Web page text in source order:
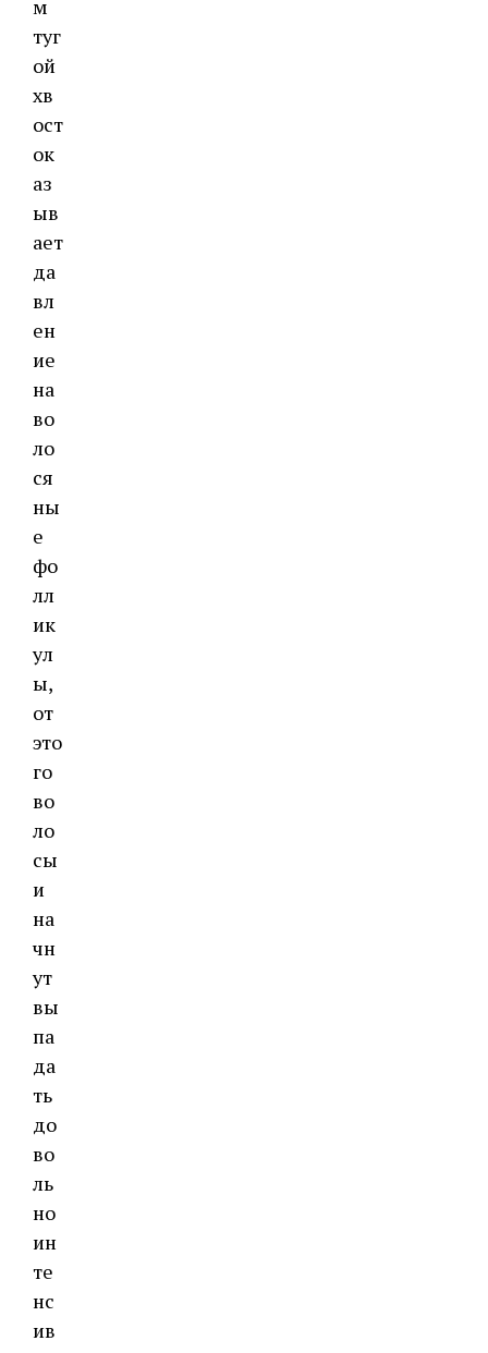
м
туг
ой
хв
ост
ок
аз
ыв
ает
да
вл
ен
ие
на
во
ло
ся
ны
е
фо
лл
ик
ул
ы,
от
это
го
во
ло
сы
и
на
чн
ут
вы
па
да
ть
до
во
ль
но
ин
те
нс
ив